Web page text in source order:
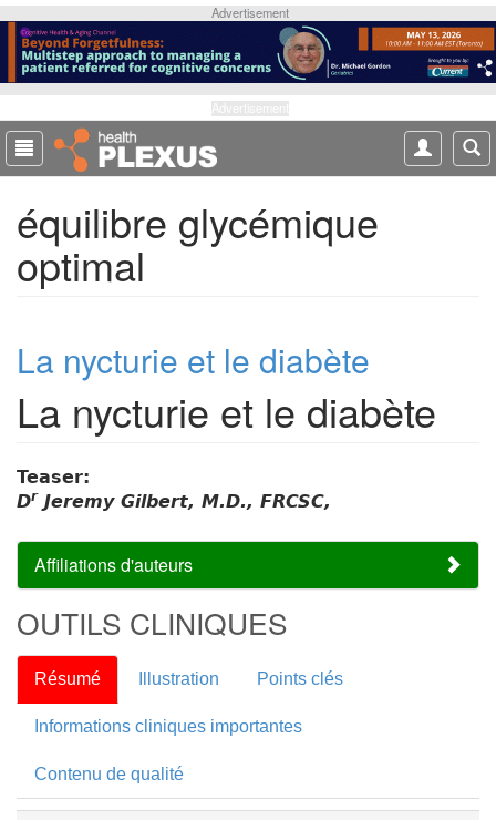
p
o
m
a
Advertisement
équilibre glycémique
optimal
La nycturie et le diabète
La nycturie et le diabète
Teaser:
DrJeremy Gilbert, M.D., FRCSC,
Affiliations d'auteurs
OUTILS CLINIQUES
Résumé Illustration Points clés
Informations cliniques importantes
Contenu de qualité